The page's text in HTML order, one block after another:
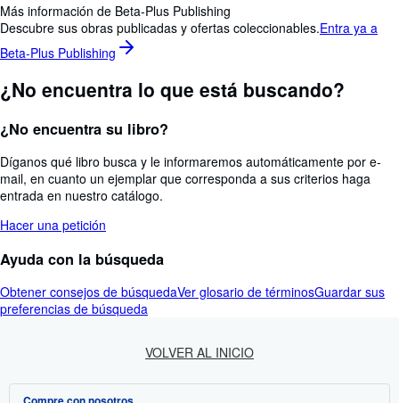
Más información de Beta-Plus Publishing
Descubre sus obras publicadas y ofertas coleccionables.Entra ya a
Beta-Plus Publishing
¿No encuentra lo que está buscando?
¿No encuentra su libro?
Díganos qué libro busca y le informaremos automáticamente por e-
mail, en cuanto un ejemplar que corresponda a sus criterios haga
entrada en nuestro catálogo.
Hacer una petición
Ayuda con la búsqueda
Obtener consejos de búsquedaVer glosario de términosGuardar sus
preferencias de búsqueda
VOLVER AL INICIO